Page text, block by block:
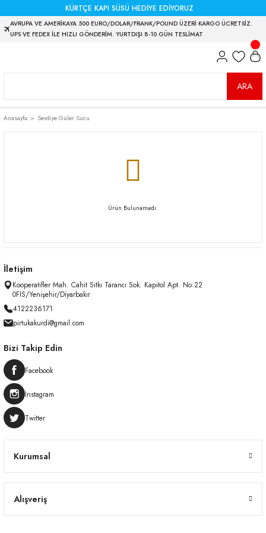
KÜRTÇE KAPI SÜSÜ HEDİYE EDİYORUZ
AVRUPA VE AMERİKAYA 500 EURO/DOLAR/FRANK/POUND ÜZERİ KARGO ÜCRETSİZ.
UPS VE FEDEX İLE HIZLI GÖNDERİM. YURTDIŞI 8-10 GÜN TESLİMAT
ARA
Anasayfa Sevdiye Güler Sucu
Ürün Bulunamadı.
İletişim
Kooperatifler Mah. Cahit Sıtkı Tarancı Sok. Kapitol Apt. No:22
0FİS/Yenişehir/Diyarbakır
4122236171
pirtukakurdi@gmail.com
Kurumsal
Alışveriş
Bizi Takip Edin
Facebook
Instagram
Twitter